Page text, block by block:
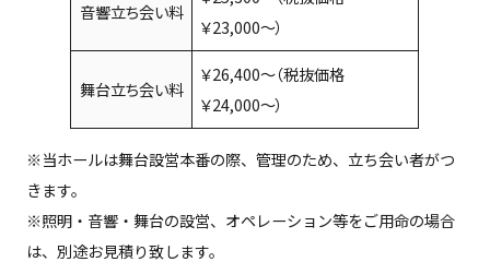
音響立ち会い料
￥23,000〜）
舞台立ち会い料
￥26,400〜（税抜価格
￥24,000〜）
※当ホールは舞台設営本番の際、管理のため、立ち会い者がつ
きます。
※照明・音響・舞台の設営、オペレーション等をご用命の場合
は、別途お見積り致します。